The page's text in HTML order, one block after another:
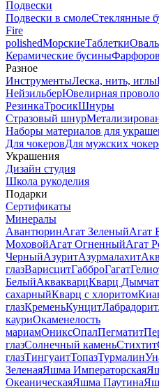
Подвески
Подвески в смолеСтеклянные
Fire
polishedМорскиеТаблетки
Керамические бусины
Разное
ИнструментыЛеска, нить, иглы
НейзильберЮвелирная
РезинкаТросикШнуры
Стразовый шнур
Наборы материалов для
Для чокеровДля мужских
Украшения
Дизайн студия
Школа рукоделия
Подарки
Сертификаты
Минералы
АвантюринАгат ЗеленыйАгат
МоховойАгат ОгненныйАгат
ЧерныйАзуритАзурмалахит
глазВарисцитГабброГагат
БелыйАквакварцКварц
сахарныйКварц с хлоритом
глазКременьКунцитЛабрадорит
кауриОкаменелость
мариамОниксОпалПегматит
глазСолнечный каменьСтихтит
глазТингуаитТопазТурмалин
ЗеленаяЯшма Императорская
ОкеаническаяЯшма Паутина